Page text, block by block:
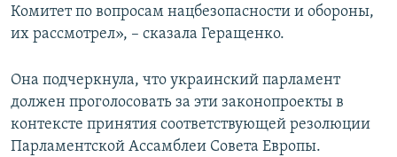
Комитет по вопросам нацбезопасности и обороны,
их рассмотрел», – сказала Геращенко.
Она подчеркнула, что украинский парламент
должен проголосовать за эти законопроекты в
контексте принятия соответствующей резолюции
Парламентской Ассамблеи Совета Европы.